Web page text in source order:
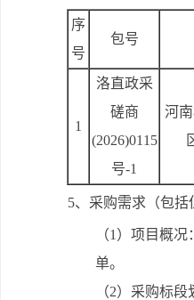
序
号
包号
1
洛直政采
磋商
(2026)0115
号-1
河
5、采购需求（包
（1）项目概
单。
（2）采购标